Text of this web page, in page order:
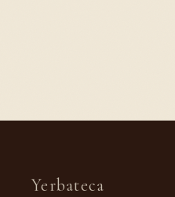
Yerbateca